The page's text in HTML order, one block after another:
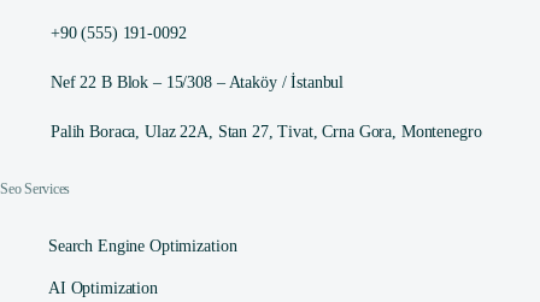
+90 (555) 191-0092
Nef 22 B Blok – 15/308 – Ataköy / İstanbul
Palih Boraca, Ulaz 22A, Stan 27, Tivat, Crna Gora, Montenegro
Seo Services
Search Engine Optimization
AI Optimization